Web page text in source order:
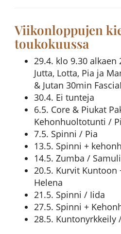
Viikonloppujen
toukokuussa
29.4. klo 9.30
Jutta, Lotta, Pia ja
& Jutan 30min
30.4. Ei tunteja
6.5. Core & Piukat
Kehonhuoltotunti /
7.5. Spinni / Pia
13.5. Spinni +
14.5. Zumba / Samuli
20.5. Kurvit
Helena
21.5. Spinni / Iida
27.5. Spinni +
28.5. Kuntonyrkkeily